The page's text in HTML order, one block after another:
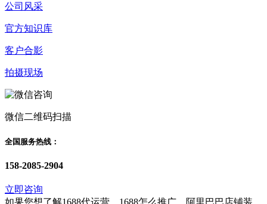
公司风采
官方知识库
客户合影
拍摄现场
微信二维码扫描
全国服务热线：
158-2085-2904
立即咨询